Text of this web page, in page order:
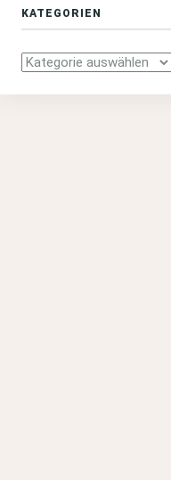
KATEGORIEN
Kategorien